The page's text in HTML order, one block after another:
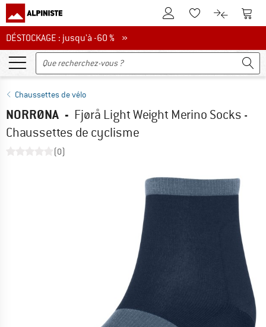
Vers le compte client
Vers la liste
Vers le
DÉSTOCKAGE : jusqu'à -60 %
DÉSTOCKAGE : jusqu'à -60 % »
Chaussettes de vélo
NORRØNA - Fjørå Light Weight Merino Socks -
Chaussettes de cyclisme
(0)